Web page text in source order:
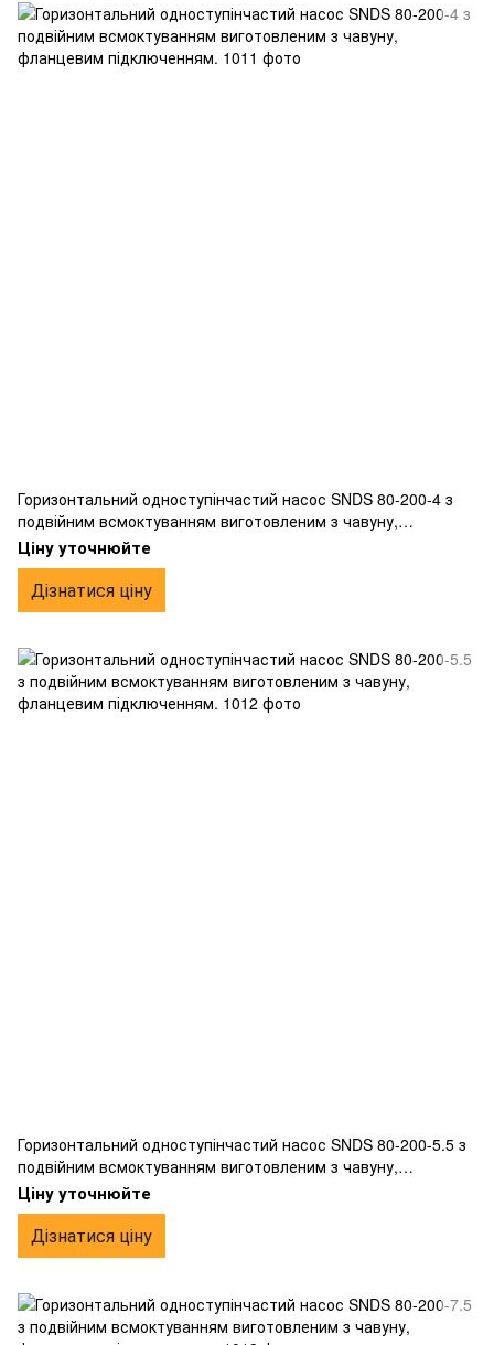
Горизонтальний одноступінчастий насос SNDS 80-200-4 з
подвійним всмоктуванням виготовленим з чавуну,
фланцевим підключенням.
Ціну уточнюйте
Дізнатися ціну
Горизонтальний одноступінчастий насос SNDS 80-200-5.5 з
подвійним всмоктуванням виготовленим з чавуну,
фланцевим підключенням.
Ціну уточнюйте
Дізнатися ціну